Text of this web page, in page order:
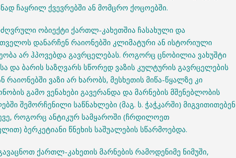
ჩაყრილ ქვევრებში ან მომცრო ქოცოებში.
ობიექტი ქართლ-კახეთშია ჩასახული და
დანარჩენ რაიონებში კლიმატური ან ისტორიული
არ ჰპოვებდა გავრცელებას. როგორც ცნობილია ვახუშტი
და ბარის საზღვარს სწორედ ვაზის კულტურის გავრცელების
ვაზი არ ხარობს, მესხეთის მიწა-წყალზე კი
გამო ვენახები გავერანდა და მარნების მშენებლობის
შემორჩენილი საწნახლები (მაგ. ს. ჭაჭკარში) მიგვითითებენ
როგორც ანტიკურ სამყაროში (ჩრდილოეთ
ბერკეტიანი წნეხის საშუალების სწარმოებდა.
ქართლ-კახეთის მარნების რამოდენიმე ნიმუში,